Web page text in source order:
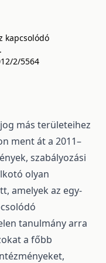
kapcsolódó
2/5564
más területeihez
ment át a 2011–
szabályozási
olyan
amelyek az egy-
tanulmány arra
a főbb